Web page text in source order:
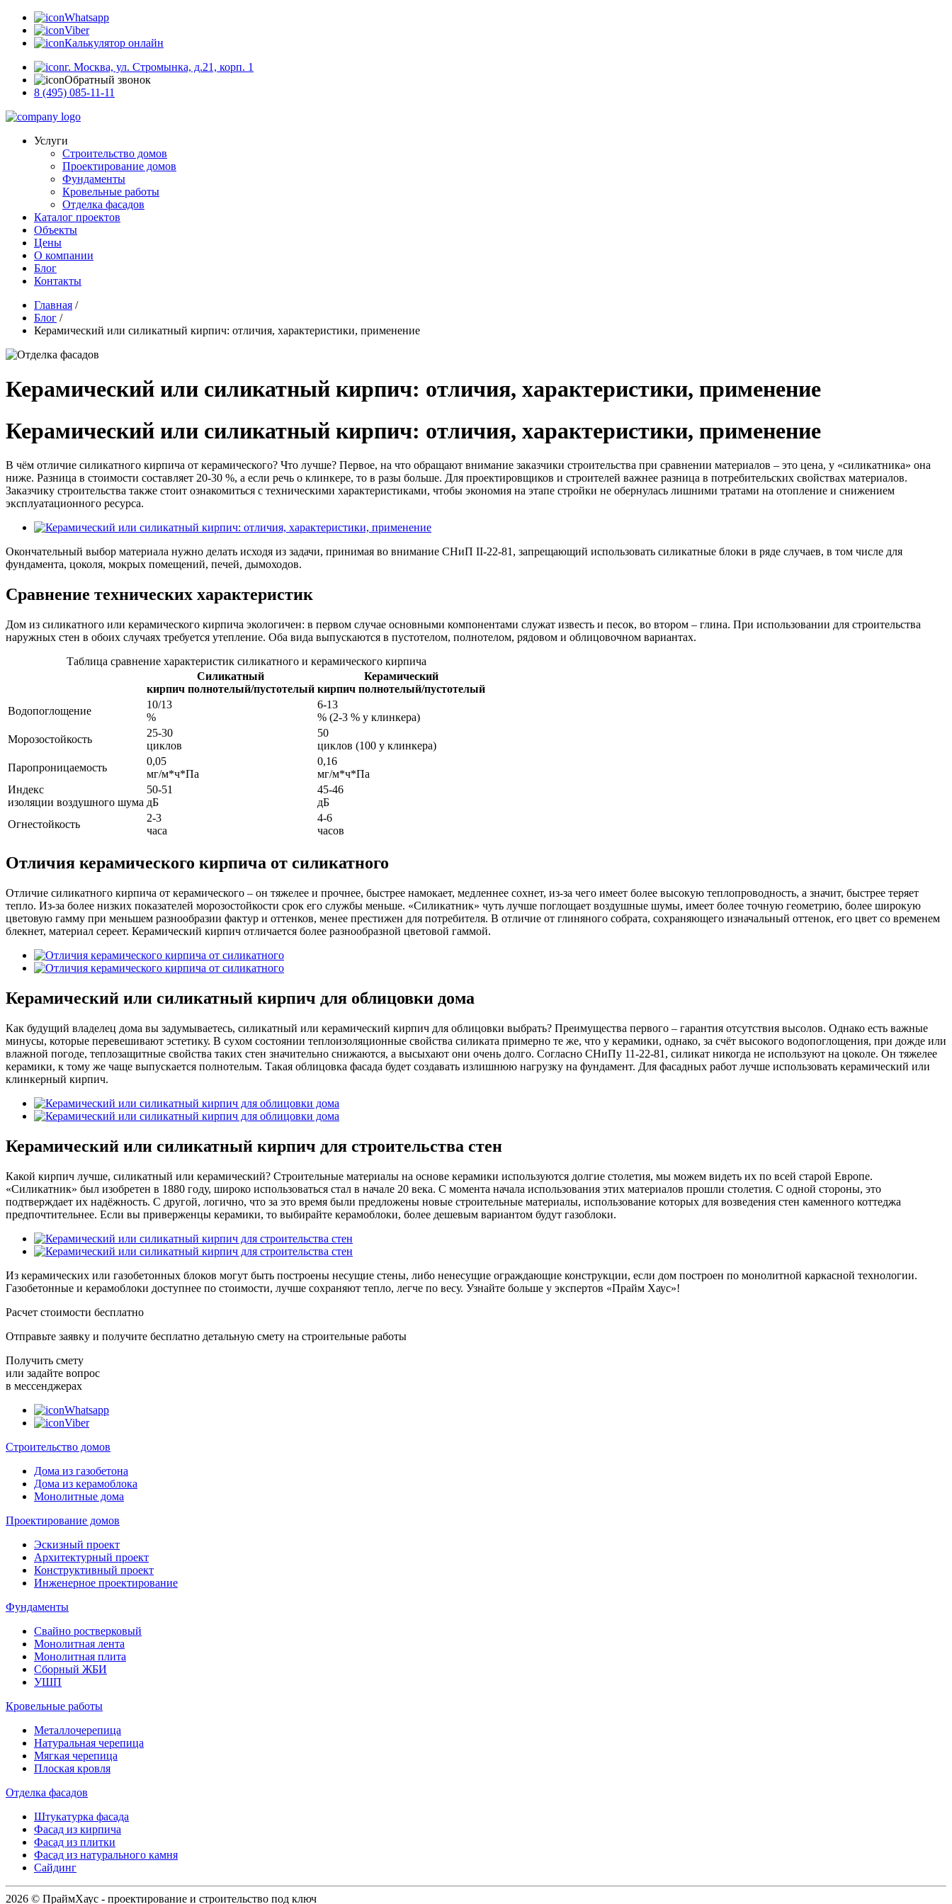
Whatsapp
Viber
Калькулятор онлайн
г. Москва, ул. Стромынка, д.21, корп. 1
Обратный звонок
8 (495) 085-11-11
Услуги
Строительство домов
Проектирование домов
Фундаменты
Кровельные работы
Отделка фасадов
Каталог проектов
Объекты
Цены
О компании
Блог
Контакты
Главная /
Блог /
Керамический или силикатный кирпич: отличия, характеристики, применение
Керамический или силикатный кирпич: отличия, характеристики, применение
Керамический или силикатный кирпич: отличия, характеристики, применение
В чём отличие силикатного кирпича от керамического? Что лучше? Первое, на что обращают внимание заказчики строительства при сравнении материалов – это цена, у «силикатника» она
ниже. Разница в стоимости составляет 20-30 %, а если речь о клинкере, то в разы больше. Для проектировщиков и строителей важнее разница в потребительских свойствах материалов.
Заказчику строительства также стоит ознакомиться с техническими характеристиками, чтобы экономия на этапе стройки не обернулась лишними тратами на отопление и снижением
эксплуатационного ресурса.
Окончательный выбор материала нужно делать исходя из задачи, принимая во внимание СНиП II-22-81, запрещающий использовать силикатные блоки в ряде случаев, в том числе для
фундамента, цоколя, мокрых помещений, печей, дымоходов.
Сравнение технических характеристик
Дом из силикатного или керамического кирпича экологичен: в первом случае основными компонентами служат известь и песок, во втором – глина. При использовании для строительства
наружных стен в обоих случаях требуется утепление. Оба вида выпускаются в пустотелом, полнотелом, рядовом и облицовочном вариантах.
Таблица сравнение характеристик силикатного и керамического кирпича
Силикатный
кирпич полнотелый/пустотелый
Керамический
кирпич полнотелый/пустотелый
Водопоглощение
10/13
%
6-13
% (2-3 % у клинкера)
Морозостойкость
25-30
циклов
50
циклов (100 у клинкера)
Паропроницаемость
0,05
мг/м*ч*Па
0,16
мг/м*ч*Па
Индекс
изоляции воздушного шума
50-51
дБ
45-46
дБ
Огнестойкость
2-3
часа
4-6
часов
Отличия керамического кирпича от силикатного
Отличие силикатного кирпича от керамического – он тяжелее и прочнее, быстрее намокает, медленнее сохнет, из-за чего имеет более высокую теплопроводность, а значит, быстрее теряет
тепло. Из-за более низких показателей морозостойкости срок его службы меньше. «Силикатник» чуть лучше поглощает воздушные шумы, имеет более точную геометрию, более широкую
цветовую гамму при меньшем разнообразии фактур и оттенков, менее престижен для потребителя. В отличие от глиняного собрата, сохраняющего изначальный оттенок, его цвет со временем
блекнет, материал сереет. Керамический кирпич отличается более разнообразной цветовой гаммой.
Керамический или силикатный кирпич для облицовки дома
Как будущий владелец дома вы задумываетесь, силикатный или керамический кирпич для облицовки выбрать? Преимущества первого – гарантия отсутствия высолов. Однако есть важные
минусы, которые перевешивают эстетику. В сухом состоянии теплоизоляционные свойства силиката примерно те же, что у керамики, однако, за счёт высокого водопоглощения, при дожде или
влажной погоде, теплозащитные свойства таких стен значительно снижаются, а высыхают они очень долго. Согласно СНиПу 11-22-81, силикат никогда не используют на цоколе. Он тяжелее
керамики, к тому же чаще выпускается полнотелым. Такая облицовка фасада будет создавать излишнюю нагрузку на фундамент. Для фасадных работ лучше использовать керамический или
клинкерный кирпич.
Керамический или силикатный кирпич для строительства стен
Какой кирпич лучше, силикатный или керамический? Строительные материалы на основе керамики используются долгие столетия, мы можем видеть их по всей старой Европе.
«Силикатник» был изобретен в 1880 году, широко использоваться стал в начале 20 века. С момента начала использования этих материалов прошли столетия. С одной стороны, это
подтверждает их надёжность. С другой, логично, что за это время были предложены новые строительные материалы, использование которых для возведения стен каменного коттеджа
предпочтительнее. Если вы приверженцы керамики, то выбирайте керамоблоки, более дешевым вариантом будут газоблоки.
Из керамических или газобетонных блоков могут быть построены несущие стены, либо ненесущие ограждающие конструкции, если дом построен по монолитной каркасной технологии.
Газобетонные и керамоблоки доступнее по стоимости, лучше сохраняют тепло, легче по весу. Узнайте больше у экспертов «Прайм Хаус»!
Расчет стоимости бесплатно
Отправьте заявку и получите бесплатно детальную смету на строительные работы
Получить смету
или задайте вопрос
в мессенджерах
Whatsapp
Viber
Строительство домов
Дома из газобетона
Дома из керамоблока
Монолитные дома
Проектирование домов
Эскизный проект
Архитектурный проект
Конструктивный проект
Инженерное проектирование
Фундаменты
Свайно ростверковый
Монолитная лента
Монолитная плита
Сборный ЖБИ
УШП
Кровельные работы
Металлочерепица
Натуральная черепица
Мягкая черепица
Плоская кровля
Отделка фасадов
Штукатурка фасада
Фасад из кирпича
Фасад из плитки
Фасад из натурального камня
Сайдинг
2026 © ПраймХаус - проектирование и строительство под ключ